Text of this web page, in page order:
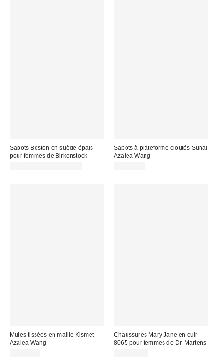
Sabots Boston en suède épais
pour femmes de Birkenstock
Sabots à plateforme cloutés Sunai
Azalea Wang
Mules tissées en maille Kismet
Azalea Wang
Chaussures Mary Jane en cuir
8065 pour femmes de Dr. Martens